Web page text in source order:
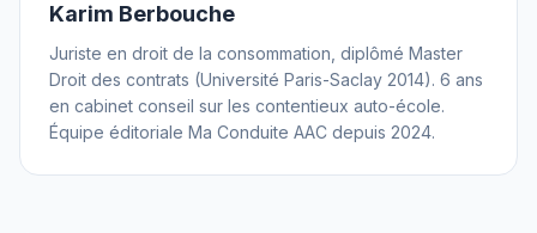
Karim Berbouche
Juriste en droit de la consommation, diplômé Master
Droit des contrats (Université Paris-Saclay 2014). 6 ans
en cabinet conseil sur les contentieux auto-école.
Équipe éditoriale Ma Conduite AAC depuis 2024.